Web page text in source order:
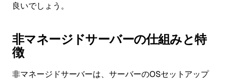
良いでしょう。
非マネージドサーバーの仕組みと特
徴
非マネージドサーバーは、サーバーのOSセットアップ